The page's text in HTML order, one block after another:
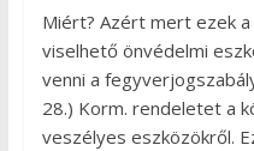
Miért? Azért mert ezek
viselhető önvédelmi
venni a
28.) Korm. rendeletet a
veszélyes eszközökről.